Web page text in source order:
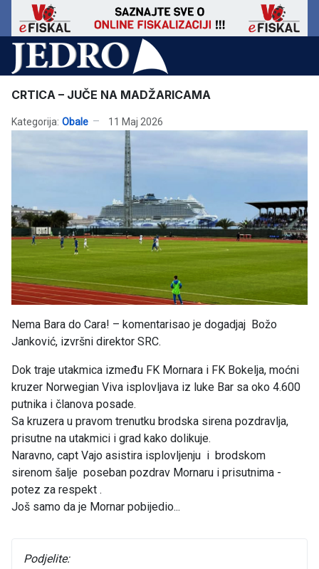
CRTICA – JUČE NA MADŽARICAMA
Kategorija: Obale 11 Maj 2026
Nema Bara do Cara! – komentarisao je dogadjaj Božo
Janković, izvršni direktor SRC.
Dok traje utakmica između FK Mornara i FK Bokelja, moćni
kruzer Norwegian Viva isplovljava iz luke Bar sa oko 4.600
putnika i članova posade.
Sa kruzera u pravom trenutku brodska sirena pozdravlja,
prisutne na utakmici i grad kako dolikuje.
Naravno, capt Vajo asistira isplovljenju i brodskom
sirenom šalje poseban pozdrav Mornaru i prisutnima -
potez za respekt .
Još samo da je Mornar pobijedio...
Podjelite: